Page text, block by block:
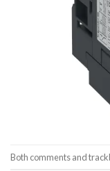
Both comments and